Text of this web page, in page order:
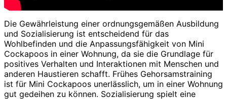
Die Gewährleistung einer ordnungsgemäßen Ausbildung
und Sozialisierung ist entscheidend für das
Wohlbefinden und die Anpassungsfähigkeit von Mini
Cockapoos in einer Wohnung, da sie die Grundlage für
positives Verhalten und Interaktionen mit Menschen und
anderen Haustieren schafft. Frühes Gehorsamstraining
ist für Mini Cockapoos unerlässlich, um in einer Wohnung
gut gedeihen zu können. Sozialisierung spielt eine